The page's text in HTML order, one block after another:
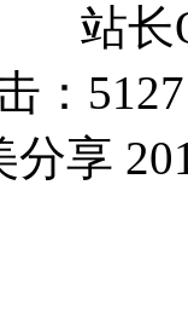
站
：
分享